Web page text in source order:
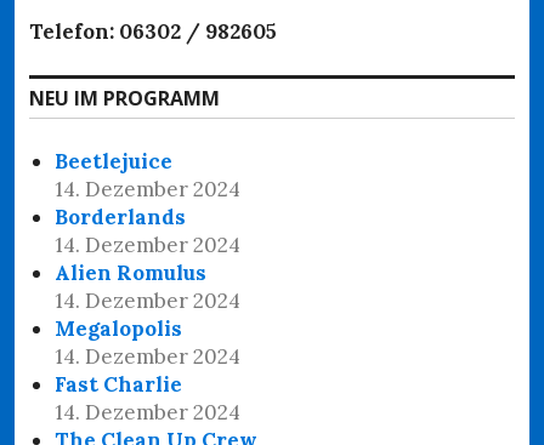
Telefon: 06302 / 982605
NEU IM PROGRAMM
Beetlejuice
14. Dezember 2024
Borderlands
14. Dezember 2024
Alien Romulus
14. Dezember 2024
Megalopolis
14. Dezember 2024
Fast Charlie
14. Dezember 2024